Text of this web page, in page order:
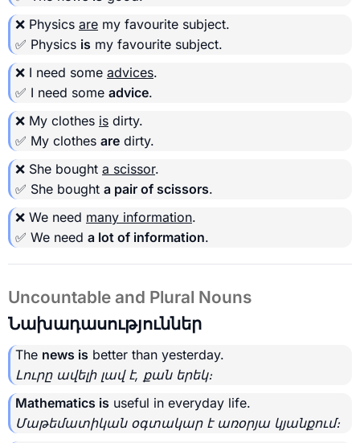
❌ Physics are my favourite subject.
✅ Physics is my favourite subject.
❌ I need some advices.
✅ I need some advice.
❌ My clothes is dirty.
✅ My clothes are dirty.
❌ She bought a scissor.
✅ She bought a pair of scissors.
❌ We need many information.
✅ We need a lot of information.
Uncountable and Plural Nouns
Նախադասություններ
The news is better than yesterday.
Լուրը ավելի լավ է, քան երեկ։
Mathematics is useful in everyday life.
Մաթեմատիկան օգտակար է առօրյա կյանքում։